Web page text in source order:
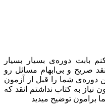
بابت دوره‌ی بسیار بسیار
صریح و بی‌ابهام مسائل رو
دوره‌ی شما را قبل از آزمون
نیاز به کتاب نداشتم انقد که
برامون توضیح میدید